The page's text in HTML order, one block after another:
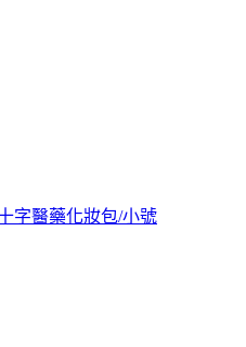
字醫藥化妝包/小號